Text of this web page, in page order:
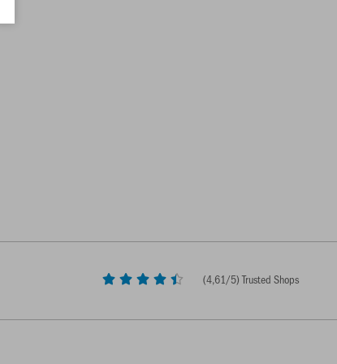
(4,61/5) Trusted Shops